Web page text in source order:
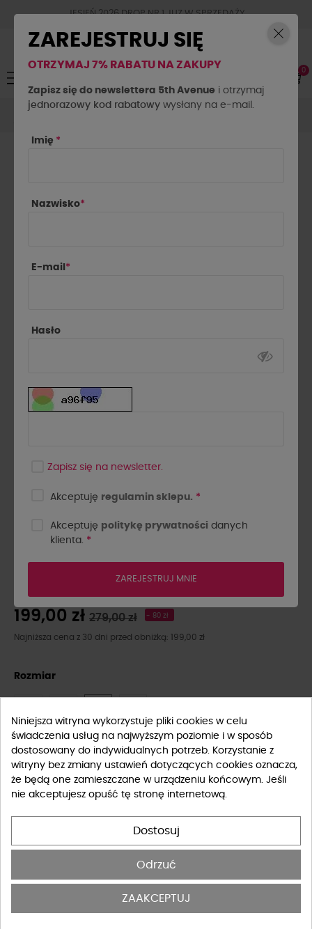
JESIEŃ 2026 DROP NR.1 JUZ W SPRZEDAŻY
Toggle
navigation
☰ 0
Spodenki Spodenki jeansowe
Szorty La Milla jasny
199,00 zł 279,00 zł - 80 zł
Najniższa cena z 30 dni przed obniżką: 199,00 zł
Rozmiar
Tabela rozmiarów
- + DO KOSZYKA
DOSTĘPNY PRODUKT Z INNYMI OPCJAMI
internetowego.*
ZAREJESTRUJ SIĘ
OTRZYMAJ 7% RABATU NA ZAKUPY
Zapisz się do newslettera 5th Avenue i otrzymaj
jednorazowy kod rabatowy wysłany na e-mail.
Imię *
Nazwisko*
E-mail *
Hasło
Zapisz się na newsletter.
Akceptuję regulamin sklepu. *
Akceptuję politykę prywatności danych
klienta. *
ZAREJESTRUJ MNIE
Niniejsza witryna wykorzystuje pliki cookies w celu
świadczenia usług na najwyższym poziomie i w sposób
dostosowany do indywidualnych potrzeb. Korzystanie z
witryny bez zmiany ustawień dotyczących cookies oznacza,
że będą one zamieszczane w urządzeniu końcowym. Jeśli
nie akceptujesz opuść tę stronę internetową.
Dostosuj
Odrzuć
ZAAKCEPTUJ